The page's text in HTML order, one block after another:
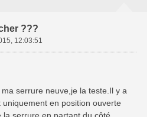
???
12:03:51
serrure neuve,je la teste.Il y a
en position ouverte
serrure en partant du côté